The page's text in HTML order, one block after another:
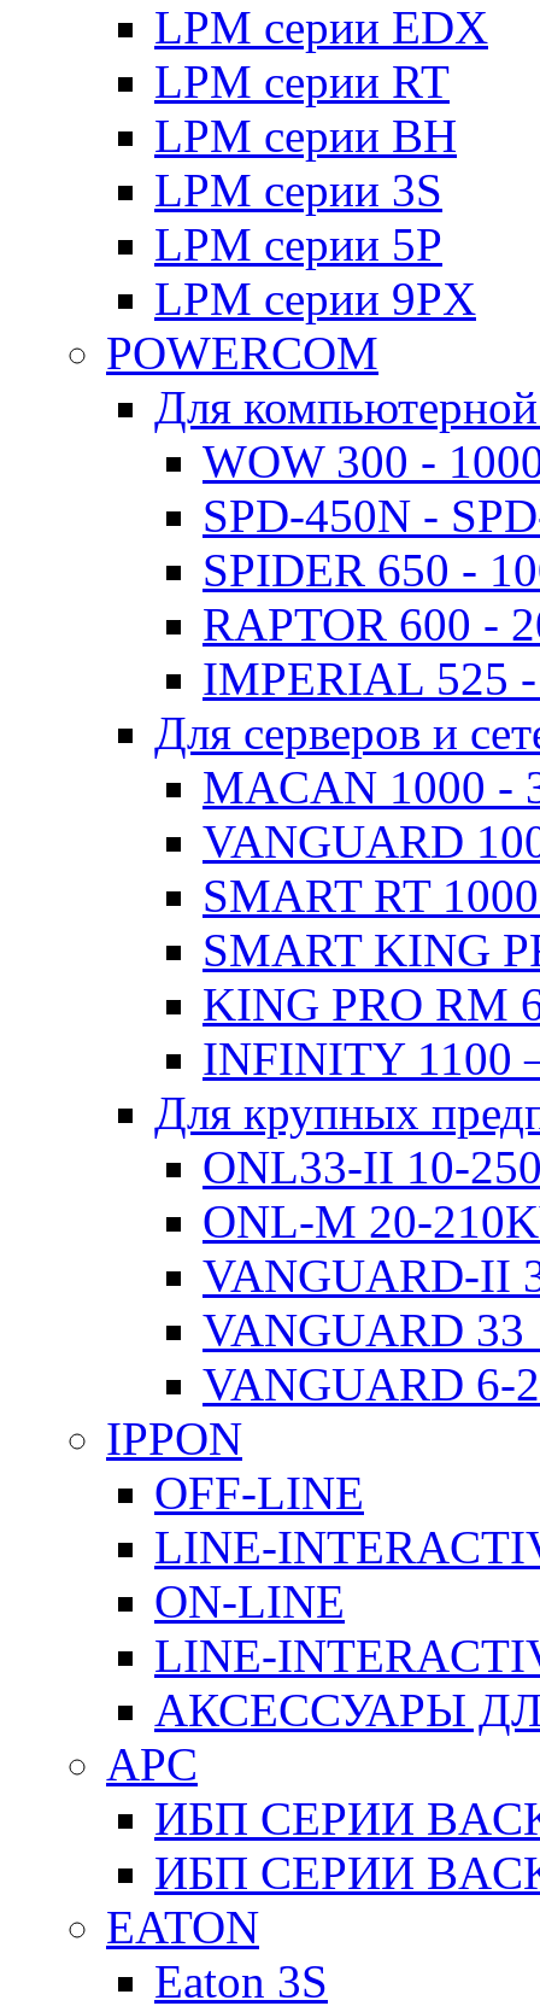
LPM серии EDX
LPM серии RT
LPM серии BH
LPM серии 3S
LPM серии 5P
LPM серии 9PX
POWERCOM
Для
WOW 300 -
SPD-450N -
SPIDER 650 -
RAPTOR 600 -
IMPERIAL 525
Для серверов и
MACAN 1000 -
VANGUARD
SMART RT
SMART KING
KING PRO RM
INFINITY 1100
Для крупных
ONL33-II 10-
ONL-M 20-
VANGUARD-II
VANGUARD 33
VANGUARD 6-
IPPON
OFF-LINE
LINE-
ON-LINE
LINE-
АКСЕССУАРЫ
APC
ИБП СЕРИИ
ИБП СЕРИИ
EATON
Eaton 3S